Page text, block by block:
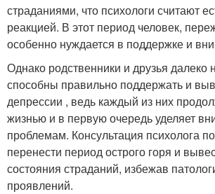
страданиями, что психологи считают
реакцией. В этот период человек,
особенно нуждается в поддержке и
Однако родственники и друзья далеко
способны правильно поддержать и
депрессии , ведь каждый из них
жизнью и в первую очередь уделяет
проблемам. Консультация психолога
перенести период острого горя и
состояния страданий, избежав
проявлений.